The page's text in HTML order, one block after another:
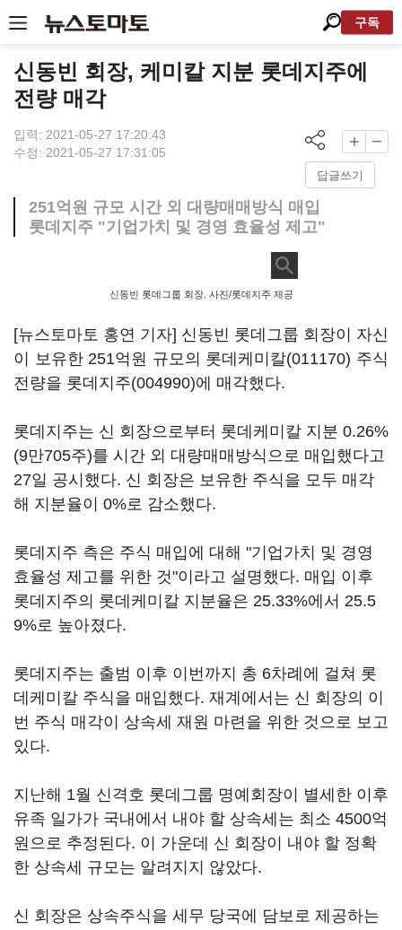
구독
신동빈 회장, 케미칼 지분 롯데지주에
전량 매각
입력: 2021-05-27 17:20:43
수정: 2021-05-27 17:31:05
답글쓰기
251억원 규모 시간 외 대량매매방식 매입
롯데지주 "기업가치 및 경영 효율성 제고"
신동빈 롯데그룹 회장. 사진/롯데지주 제공
[뉴스토마토 홍연 기자] 신동빈 롯데그룹 회장이 자신
이 보유한 251억원 규모의 롯데케미칼(011170) 주식
전량을 롯데지주(004990)에 매각했다.
롯데지주는 신 회장으로부터 롯데케미칼 지분 0.26%
(9만705주)를 시간 외 대량매매방식으로 매입했다고
27일 공시했다. 신 회장은 보유한 주식을 모두 매각
해 지분율이 0%로 감소했다.
롯데지주 측은 주식 매입에 대해 "기업가치 및 경영
효율성 제고를 위한 것"이라고 설명했다. 매입 이후
롯데지주의 롯데케미칼 지분율은 25.33%에서 25.5
9%로 높아졌다.
롯데지주는 출범 이후 이번까지 총 6차례에 걸쳐 롯
데케미칼 주식을 매입했다. 재계에서는 신 회장의 이
번 주식 매각이 상속세 재원 마련을 위한 것으로 보고
있다.
지난해 1월 신격호 롯데그룹 명예회장이 별세한 이후
유족 일가가 국내에서 내야 할 상속세는 최소 4500억
원으로 추정된다. 이 가운데 신 회장이 내야 할 정확
한 상속세 규모는 알려지지 않았다.
신 회장은 상속주식을 세무 당국에 담보로 제공하는